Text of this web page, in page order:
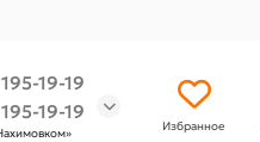
19-19
19-19
Избранное